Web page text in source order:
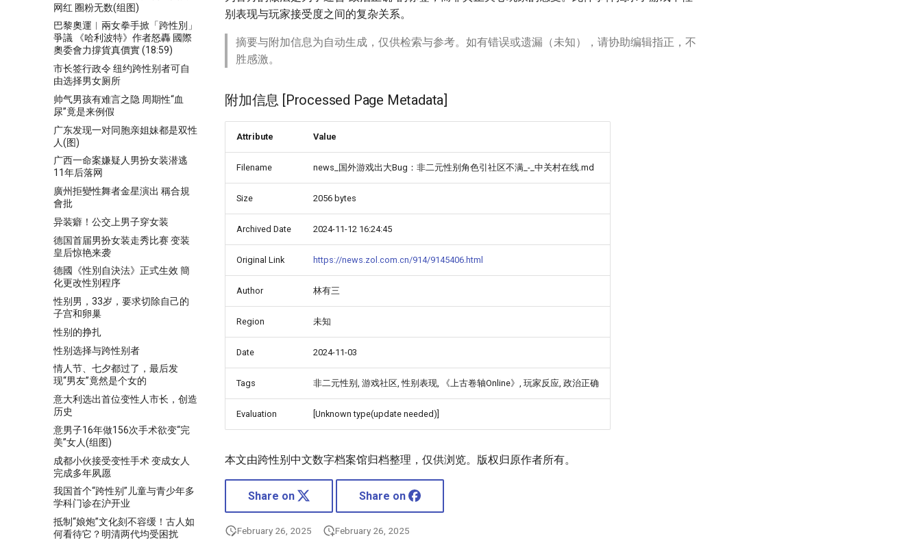
网红 圈粉无数(组图)
巴黎奧運︱兩女拳手掀「跨性別」
爭議 《哈利波特》作者怒轟 國際
奧委會力撐貨真價實 (18:59)
市长签行政令 纽约跨性别者可自
由选择男女厕所
帅气男孩有难言之隐 周期性“血
尿”竟是来例假
广东发现一对同胞亲姐妹都是双性
人(图)
广西一命案嫌疑人男扮女装潜逃
11年后落网
廣州拒變性舞者金星演出 稱合規
會批
异装癖！公交上男子穿女装
德国首届男扮女装走秀比赛 变装
皇后惊艳来袭
德國《性別自決法》正式生效 簡
化更改性別程序
性别男，33岁，要求切除自己的
子宫和卵巢
性别的挣扎
性别选择与跨性别者
情人节、七夕都过了，最后发
现“男友”竟然是个女的
意大利选出首位变性人市长，创造
历史
意男子16年做156次手术欲变“完
美”女人(组图)
成都小伙接受变性手术 变成女人
完成多年夙愿
我国首个“跨性别”儿童与青少年多
学科门诊在沪开业
抵制“娘炮”文化刻不容缓！古人如
何看待它？明清两代均受困扰
别表现与玩家接受度之间的复杂关系。
摘要与附加信息为自动生成，仅供检索与参考。如有错误或遗漏（未知），请协助编辑指正，不
胜感激。
附加信息 [Processed Page Metadata]
Attribute Value
Filename news_国外游戏出大Bug：非二元性别角色引社区不满_-_中关村在线.md
Size 2056 bytes
Archived Date 2024-11-12 16:24:45
Original Link https://news.zol.com.cn/914/9145406.html
Author 林有三
Region 未知
Date 2024-11-03
Tags 非二元性别, 游戏社区, 性别表现, 《上古卷轴Online》, 玩家反应, 政治正确
Evaluation [Unknown type(update needed)]
本文由跨性别中文数字档案馆归档整理，仅供浏览。版权归原作者所有。
Share on Share on
February 26, 2025 February 26, 2025